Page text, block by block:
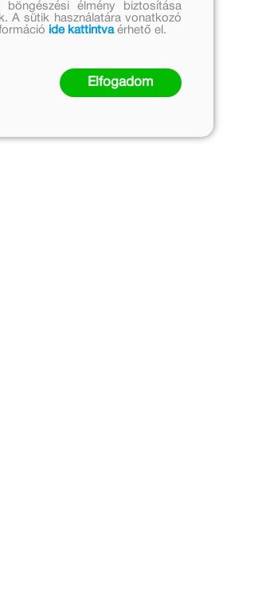
élmény biztosítása
A sütik használatára vonatkozó
ide kattintvaérhető el.
Elfogadom